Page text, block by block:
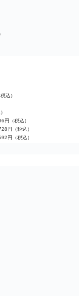
込）
円（税込）
円（税込）
円（税込）